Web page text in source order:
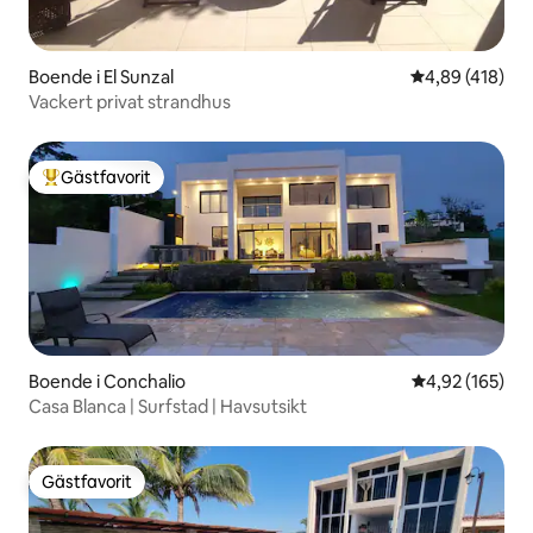
Boende i El Sunzal 4,89 av 5 i
4,89 (418)
Vackert privat strandhus
Populär gästfavorit
Gästfavorit
Boende i Conchalio 4,92 av 5 i
4,92 (165)
Casa Blanca | Surfstad | Havsutsikt
Gästfavorit
Gästfavorit